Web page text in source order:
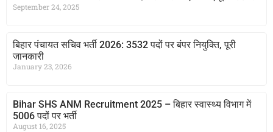
September 24, 2025
बिहार पंचायत सचिव भर्ती 2026: 3532 पदों पर बंपर नियुक्ति, पूरी
जानकारी
January 23, 2026
Bihar SHS ANM Recruitment 2025 – बिहार स्वास्थ्य विभाग में
5006 पदों पर भर्ती
August 16, 2025